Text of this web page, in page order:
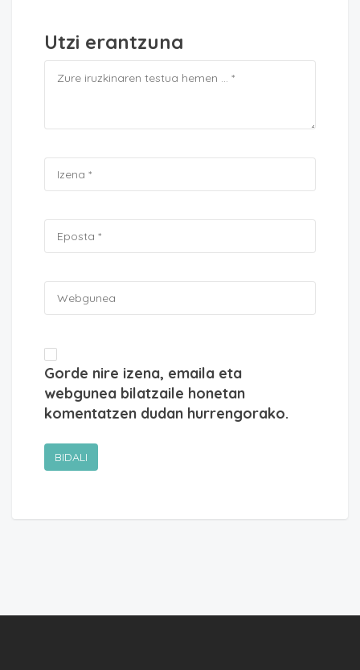
Utzi erantzuna
Gorde nire izena, emaila eta
webgunea bilatzaile honetan
komentatzen dudan hurrengorako.